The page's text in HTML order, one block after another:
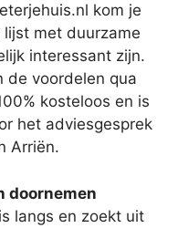
kom je
met duurzame
interessant zijn.
de voordelen qua
kosteloos en is
het adviesgesprek
Arriën.
doornemen
langs en zoekt uit